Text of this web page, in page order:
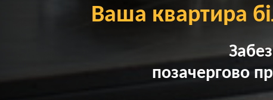
Ваша квартира
позачергово